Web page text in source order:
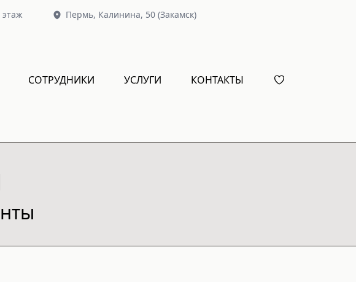
этаж Пермь, Калинина, 50 (Закамск)
СОТРУДНИКИ УСЛУГИ КОНТАКТЫ